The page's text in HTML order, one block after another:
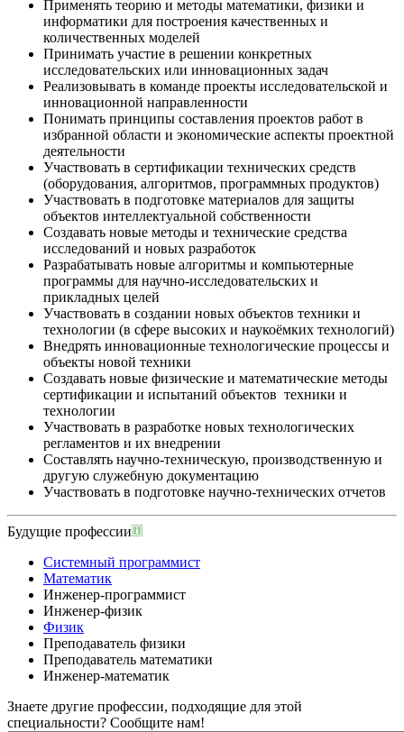
Применять теорию и методы математики, физики и
информатики для построения качественных и
количественных моделей
Принимать участие в решении конкретных
исследовательских или инновационных задач
Реализовывать в команде проекты исследовательской и
инновационной направленности
Понимать принципы составления проектов работ в
избранной области и экономические аспекты проектной
деятельности
Участвовать в сертификации технических средств
(оборудования, алгоритмов, программных продуктов)
Участвовать в подготовке материалов для защиты
объектов интеллектуальной собственности
Создавать новые методы и технические средства
исследований и новых разработок
Разрабатывать новые алгоритмы и компьютерные
программы для научно-исследовательских и
прикладных целей
Участвовать в создании новых объектов техники и
технологии (в сфере высоких и наукоёмких технологий)
Внедрять инновационные технологические процессы и
объекты новой техники
Создавать новые физические и математические методы
сертификации и испытаний объектов техники и
технологии
Участвовать в разработке новых технологических
регламентов и их внедрении
Составлять научно-техническую, производственную и
другую служебную документацию
Участвовать в подготовке научно-технических отчетов
Будущие профессии
Системный программист
Математик
Инженер-программист
Инженер-физик
Физик
Преподаватель физики
Преподаватель математики
Инженер-математик
Знаете другие профессии, подходящие для этой
специальности? Сообщите нам!